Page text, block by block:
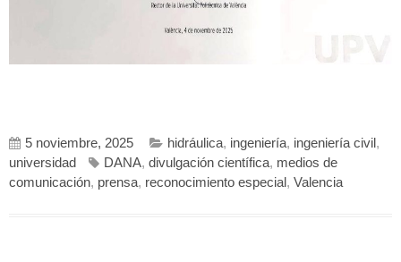
5 noviembre, 2025 hidráulica, ingeniería, ingeniería civil,
universidad
DANA, divulgación científica, medios de
comunicación, prensa, reconocimiento especial, Valencia